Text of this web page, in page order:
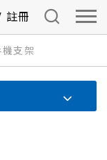
註冊
機支架